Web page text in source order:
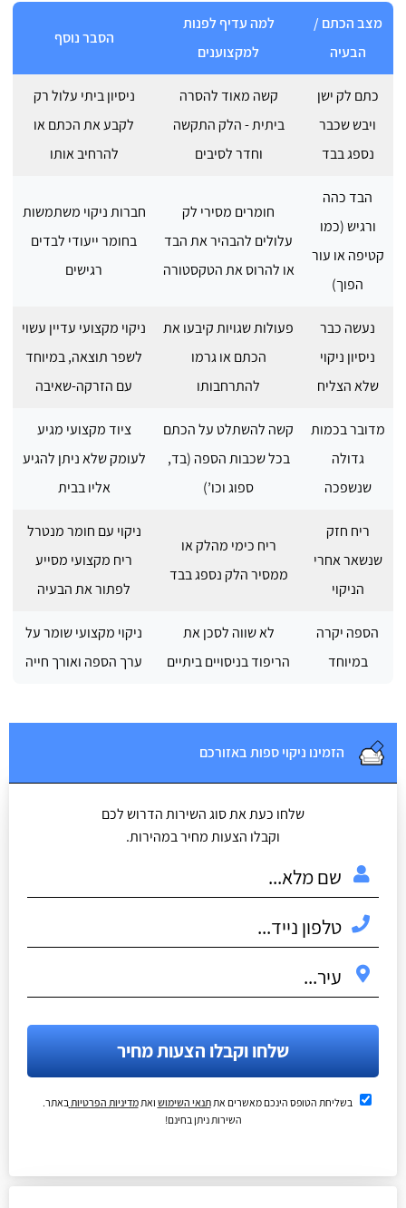
מצב הכתם /
הבעיה
למה עדיף לפנות
למקצוענים
הסבר נוסף
כתם לק ישן
ויבש שכבר
נספג בבד
קשה מאוד להסרה
ביתית - הלק התקשה
וחדר לסיבים
ניסיון ביתי עלול רק
לקבע את הכתם או
להרחיב אותו
הבד כהה
ורגיש (כמו
קטיפה או עור
הפוך)
חומרים מסירי לק
עלולים להבהיר את הבד
או להרוס את הטקסטורה
חברות ניקוי משתמשות
בחומר ייעודי לבדים
רגישים
נעשה כבר
ניסיון ניקוי
שלא הצליח
פעולות שגויות קיבעו את
הכתם או גרמו
להתרחבותו
ניקוי מקצועי עדיין עשוי
לשפר תוצאה, במיוחד
עם הזרקה-שאיבה
מדובר בכמות
גדולה
שנשפכה
קשה להשתלט על הכתם
בכל שכבות הספה (בד,
ספוג וכו’)
ציוד מקצועי מגיע
לעומק שלא ניתן להגיע
אליו בבית
ריח חזק
שנשאר אחרי
הניקוי
ריח כימי מהלק או
ממסיר הלק נספג בבד
ניקוי עם חומר מנטרל
ריח מקצועי מסייע
לפתור את הבעיה
הספה יקרה
במיוחד
לא שווה לסכן את
הריפוד בניסויים ביתיים
ניקוי מקצועי שומר על
ערך הספה ואורך חייה
הזמינו ניקוי ספות באזורכם
שלחו כעת את סוג השירות הדרוש לכם
וקבלו הצעות מחיר במהירות.
שלחו וקבלו הצעות מחיר
בשליחת הטופס הינכם מאשרים אתתנאי השימוש ואתמדיניות הפרטיות באתר.
השירות ניתן בחינם!